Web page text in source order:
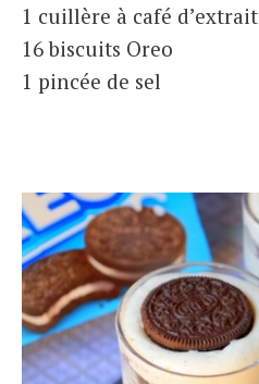
1 cuillère à café
16 biscuits Oreo
1 pincée de sel